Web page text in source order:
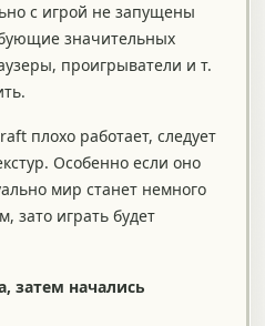
с игрой не запущены
значительных
проигрыватели и т.
плохо работает, следует
Особенно если оно
мир станет немного
зато играть будет
затем начались